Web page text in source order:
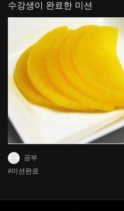
수강생이 완료한 미션
공부
#미션완료